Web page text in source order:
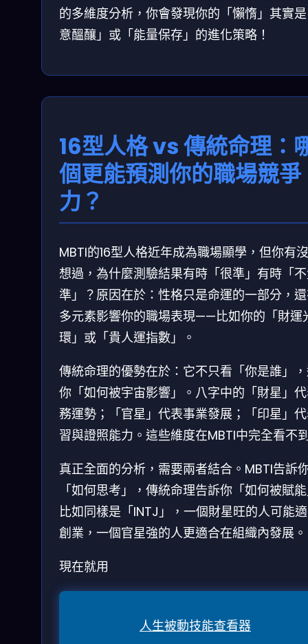
的多維度分析，你會發現你的「懶惰」其實
意醞釀」或「能量保存」的進化策略！
16型人格 vs 傳統命理：
個更能預測你的職場競爭
力？
MBTI的16型人格近年成為職場顯學，但你有
想過，為什麼測驗結果有時「很準」有時「
準」？原因在於：性格只是命運的一部分，
多元素影響你的職場表現——比如你的「財運
環」或「貴人運指數」。
傳統命理的優勢在於：它不只看「你是誰」
你「如何被宇宙影響」。八字中的「財星」
務運勢；「官星」代表事業發展；「印星」
習與證照能力。這些維度在MBTI中完全看不
真正全面的分析，需要兩者結合。MBTI告訴
「如何思考」，傳統命理告訴你「如何被賦
比如同樣是「INTJ」，一個財星旺的人可能
創業，一個官星強的人更適合在組織內發展。
現在就用
人生被動技能查看器